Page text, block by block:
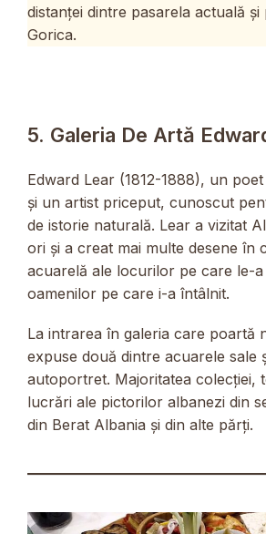
distanței dintre pasarela actuală și
Gorica.
5. Galeria De Artă
Edward Lear (1812-1888), un
și un artist priceput, cunoscut
de istorie naturală. Lear a vizitat
ori și a creat mai multe desene în
acuarelă ale locurilor pe care le-a
oamenilor pe care i-a întâlnit.
La intrarea în galeria care poartă
expuse două dintre acuarele sale
autoportret. Majoritatea colecției,
lucrări ale pictorilor albanezi din
din Berat Albania și din alte părți.